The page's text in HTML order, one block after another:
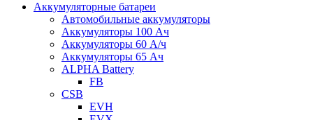
Аккумуляторные батареи
Автомобильные аккумуляторы
Аккумуляторы 100 Ач
Аккумуляторы 60 А/ч
Аккумуляторы 65 Ач
ALPHA Battery
FB
CSB
EVH